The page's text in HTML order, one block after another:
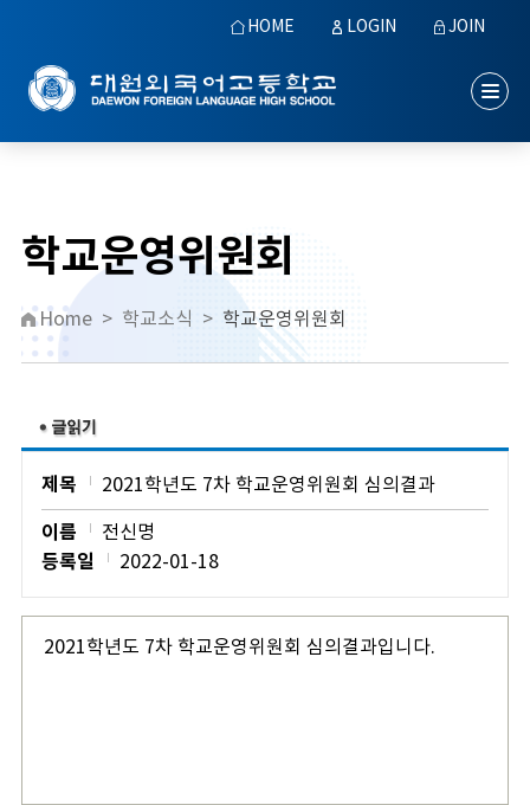
HOME LOGIN JOIN
학교운영위원회
Home > 학교소식 > 학교운영위원회
제목 2021학년도 7차 학교운영위원회 심의결과
이름 전신명
등록일 2022-01-18
2021학년도 7차 학교운영위원회 심의결과입니다.